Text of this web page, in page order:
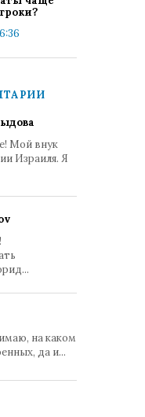
Мой внук
Израиля. Я
на каком
да и...